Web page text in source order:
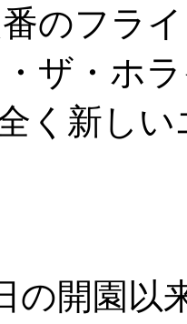
のフラ
ザ・ホ
く新し
の開園